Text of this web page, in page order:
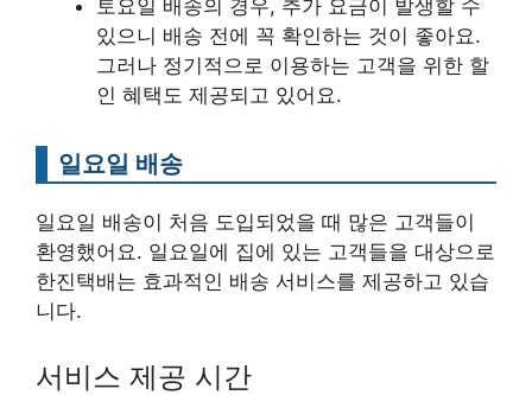
토요일 배송의 경우, 추가 요금이 발생할 수
있으니 배송 전에 꼭 확인하는 것이 좋아요.
그러나 정기적으로 이용하는 고객을 위한 할
인 혜택도 제공되고 있어요.
일요일 배송
일요일 배송이 처음 도입되었을 때 많은 고객들이
환영했어요. 일요일에 집에 있는 고객들을 대상으로
한진택배는 효과적인 배송 서비스를 제공하고 있습
니다.
서비스 제공 시간